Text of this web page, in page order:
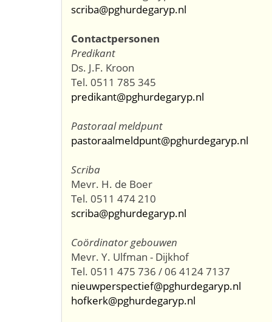
scriba@pghurdegaryp.nl
Contactpersonen
Predikant
Ds. J.F. Kroon
Tel. 0511 785 345
predikant@pghurdegaryp.nl
Pastoraal meldpunt
pastoraalmeldpunt@pghurdegaryp.nl
Scriba
Mevr. H. de Boer
Tel. 0511 474 210
scriba@pghurdegaryp.nl
Coördinator gebouwen
Mevr. Y. Ulfman - Dijkhof
Tel. 0511 475 736 / 06 4124 7137
nieuwperspectief@pghurdegaryp.nl
hofkerk@pghurdegaryp.nl